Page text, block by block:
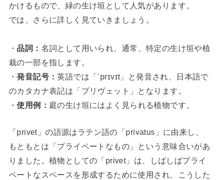
かけるもので、緑の生け垣として人気があります。
では、さらに詳しく見ていきましょう。
・品詞： 名詞として用いられ、通常、特定の生け垣や植
栽の一部を指します。
・発音記号：英語では「ˈprɪvɪt」と発音され、日本語で
のカタカナ表記は「プリヴェット」となります。
・使用例： 庭の生け垣にはよく見られる植物です。
「privet」の語源はラテン語の「privatus」に由来し、
もともとは「プライベートなもの」という意味合いがあ
りました。植物としての「privet」は、しばしばプライ
ベートなスペースを形成するために使用され、こうした